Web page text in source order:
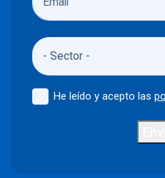
He leído y acepto las